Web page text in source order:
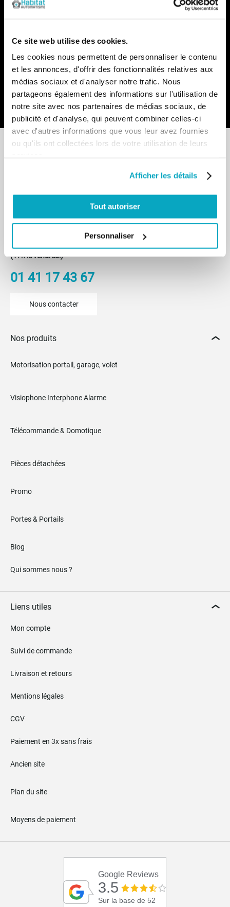
Ce site web utilise des cookies.
Les cookies nous permettent de personnaliser le contenu
et les annonces, d'offrir des fonctionnalités relatives aux
médias sociaux et d'analyser notre trafic. Nous
partageons également des informations sur l'utilisation de
notre site avec nos partenaires de médias sociaux, de
publicité et d'analyse, qui peuvent combiner celles-ci
avec d'autres informations que vous leur avez fournies
ou qu'ils ont collectées lors de votre utilisation de leurs
Afficher les détails
Tout autoriser
Personnaliser
Notre newsletter
à
notre
lettre
Du lundi au vendredi
De 8h30 à 12h30 et de 14h à 18h
(17h le vendredi)
01 41 17 43 67
Nous contacter
Nos produits
Motorisation portail, garage, volet
Visiophone Interphone Alarme
Télécommande & Domotique
Pièces détachées
Promo
Portes & Portails
Blog
Qui sommes nous ?
Liens utiles
Mon compte
Suivi de commande
Livraison et retours
Mentions légales
CGV
Paiement en 3x sans frais
Ancien site
Plan du site
Moyens de paiement
Google Reviews
3.5
Sur la base de 52